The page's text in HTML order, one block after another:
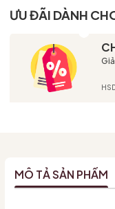
ƯU ĐÃI DÀNH
MÔ TẢ SẢN PHẨM